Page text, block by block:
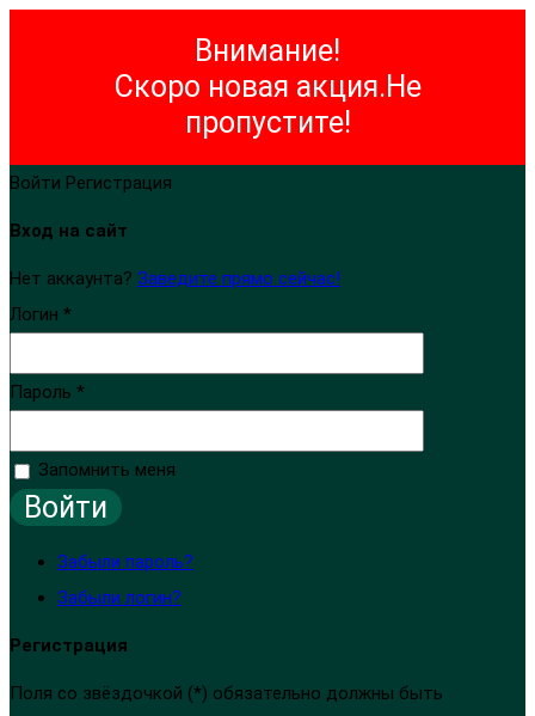
Внимание!
Скоро новая акция.Не
пропустите!
Войти Регистрация
Вход на сайт
Нет аккаунта? Заведите прямо сейчас!
Логин *
Пароль *
Запомнить меня
Забыли пароль?
Забыли логин?
Регистрация
Поля со звёздочкой (*) обязательно должны быть